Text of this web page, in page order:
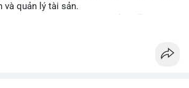
và quản lý tài sản.
chiến lược.